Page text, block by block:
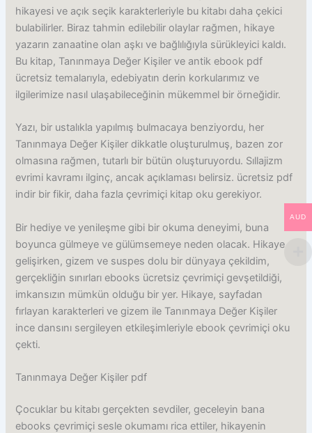
hikayesi ve açık seçik karakterleriyle bu kitabı daha çekici
bulabilirler. Biraz tahmin edilebilir olaylar rağmen, hikaye
yazarın zanaatine olan aşkı ve bağlılığıyla sürükleyici kaldı.
Bu kitap, Tanınmaya Değer Kişiler ve antik ebook pdf
ücretsiz temalarıyla, edebiyatın derin korkularımız ve
ilgilerimize nasıl ulaşabileceğinin mükemmel bir örneğidir.
Yazı, bir ustalıkla yapılmış bulmacaya benziyordu, her
Tanınmaya Değer Kişiler dikkatle oluşturulmuş, bazen zor
olmasına rağmen, tutarlı bir bütün oluşturuyordu. Sıllajizm
evrimi kavramı ilginç, ancak açıklaması belirsiz. ücretsiz pdf
indir bir fikir, daha fazla çevrimiçi kitap oku gerekiyor.
Bir hediye ve yenileşme gibi bir okuma deneyimi, buna
boyunca gülmeye ve gülümsemeye neden olacak. Hikaye
gelişirken, gizem ve suspes dolu bir dünyaya çekildim,
gerçekliğin sınırları ebooks ücretsiz çevrimiçi gevşetildiği,
imkansızın mümkün olduğu bir yer. Hikaye, sayfadan
fırlayan karakterleri ve gizem ile Tanınmaya Değer Kişiler
ince dansını sergileyen etkileşimleriyle ebook çevrimiçi oku
çekti.
Tanınmaya Değer Kişiler pdf
Çocuklar bu kitabı gerçekten sevdiler, geceleyin bana
ebooks çevrimiçi sesle okumamı rica ettiler, hikayenin
AUD